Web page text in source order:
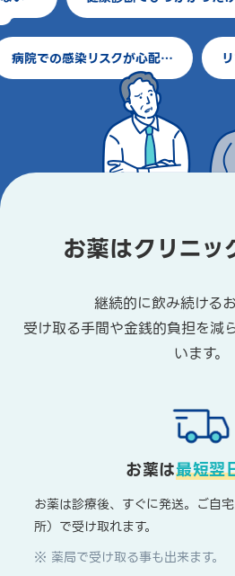
局での待ち時間が苦痛 病院で
お薬はクリニッ
継続的に飲み続ける
受け取る手間や金銭的負担を減
います。
お薬は最短翌
お薬は診療後、すぐに発送。ご自
所）で受け取れます。
※ 薬局で受け取る事も出来ます。